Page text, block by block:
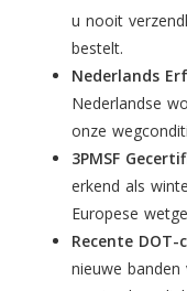
u nooit
bestelt.
Nederlands
Nederlandse
onze
3PMSF
erkend als
Europese
Recente DOT-
nieuwe